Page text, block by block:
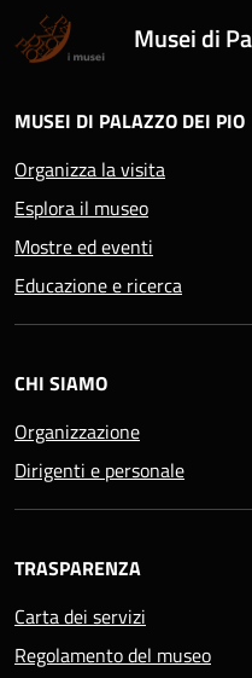
Musei di
MUSEI DI PALAZZO DEI PIO
Organizza la visita
Esplora il museo
Mostre ed eventi
Educazione e ricerca
CHI SIAMO
Organizzazione
Dirigenti e personale
TRASPARENZA
Carta dei servizi
Regolamento del museo